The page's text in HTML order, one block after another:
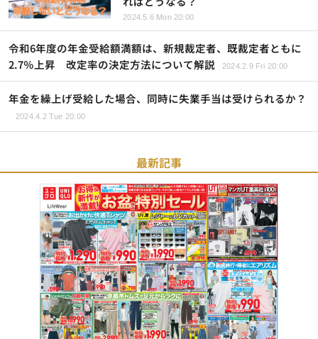
2024.5.6 Mon 20:00
令和6年度の年金受給額満額は、新規裁定者、既裁定者ともに
2.7％上昇 改定率の決定方法について解説
2024.2.9 Fri 20:00
年金を繰上げ受給した場合、同時に失業手当は受けられるか？
2024.4.2 Tue 20:00
最新記事